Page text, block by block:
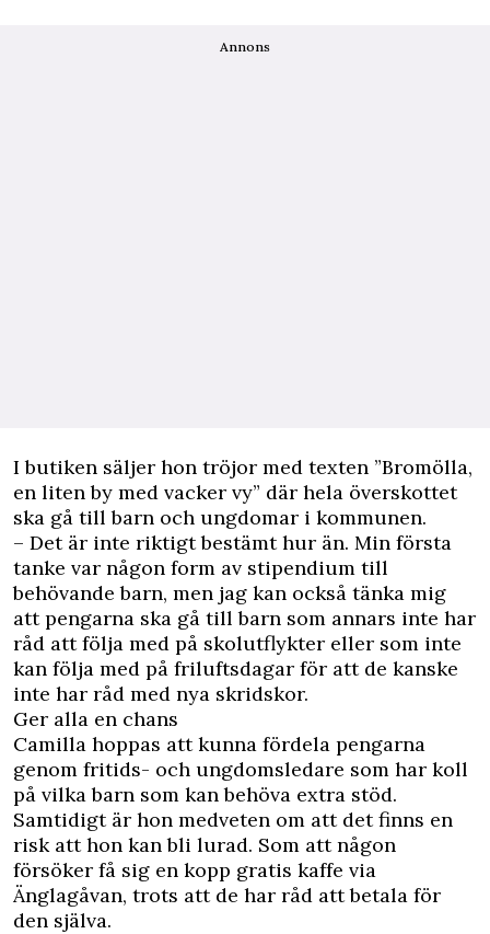
Annons
I butiken säljer hon tröjor med texten ”Bromölla,
en liten by med vacker vy” där hela överskottet
ska gå till barn och ungdomar i kommunen.
– Det är inte riktigt bestämt hur än. Min första
tanke var någon form av stipendium till
behövande barn, men jag kan också tänka mig
att pengarna ska gå till barn som annars inte har
råd att följa med på skolutflykter eller som inte
kan följa med på friluftsdagar för att de kanske
inte har råd med nya skridskor.
Ger alla en chans
Camilla hoppas att kunna fördela pengarna
genom fritids- och ungdomsledare som har koll
på vilka barn som kan behöva extra stöd.
Samtidigt är hon medveten om att det finns en
risk att hon kan bli lurad. Som att någon
försöker få sig en kopp gratis kaffe via
Änglagåvan, trots att de har råd att betala för
den själva.